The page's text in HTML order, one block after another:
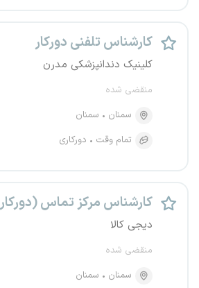
کارشناس تلفنی دورکار
کلینیک دندانپزشکی مدرن
منقضی شده
سمنان
سمنان
تمام وقت
دورکاری
کارشناس مرکز تماس
دیجی کالا
منقضی شده
سمنان
سمنان